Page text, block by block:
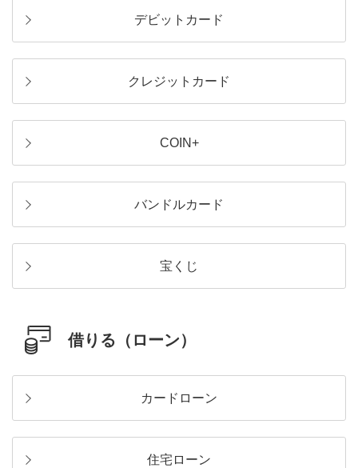
デビットカード
クレジットカード
COIN+
バンドルカード
宝くじ
借りる（ローン）
カードローン
住宅ローン